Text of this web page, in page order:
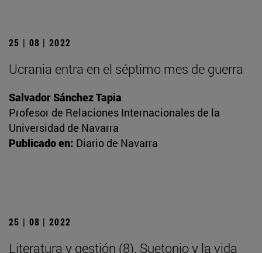
25 | 08 | 2022
Ucrania entra en el séptimo mes de guerra
Salvador Sánchez Tapia
Profesor de Relaciones Internacionales de la
Universidad de Navarra
Publicado en: Diario de Navarra
25 | 08 | 2022
Literatura y gestión (8). Suetonio y la vida